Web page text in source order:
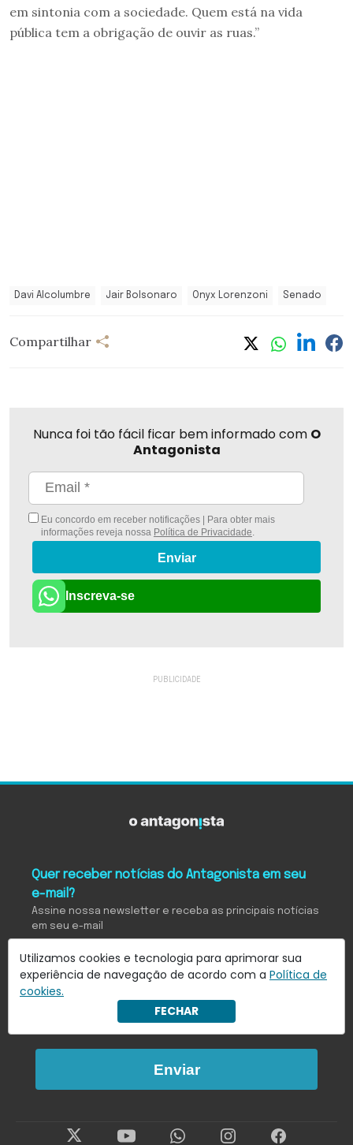
em sintonia com a sociedade. Quem está na vida
pública tem a obrigação de ouvir as ruas.”
Davi Alcolumbre Jair Bolsonaro Onyx Lorenzoni Senado
Compartilhar
Nunca foi tão fácil ficar bem informado com O
Antagonista
Eu concordo em receber notificações | Para obter mais
informações reveja nossa Política de Privacidade
Enviar
Inscreva-se
Utilizamos cookies e tecnologia para aprimorar sua
experiência de navegação de acordo com a Política de
cookies.
FECHAR
Quer receber notícias do Antagonista em seu
e-mail?
Assine nossa newsletter e receba as principais notícias
em seu e-mail
Eu concordo em receber notificações | Para
obter mais informações reveja nossa
de Privacidade.
Enviar